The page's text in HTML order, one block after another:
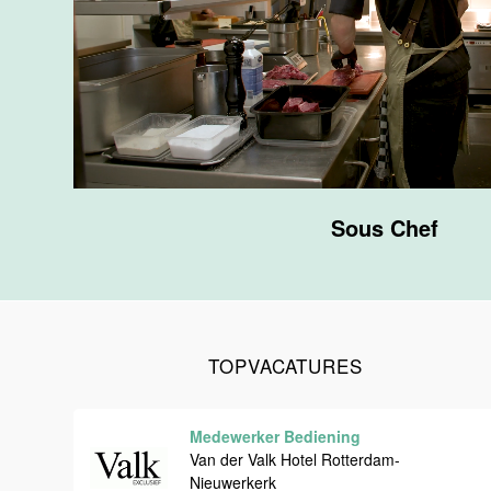
Van der Valk
Hotel
Maastricht-
Maas
Maastricht
20 tot 38 uur
Maastricht-
Medewerker
bediening
Sous Chef
TOPVACATURES
Medewerker Bediening
Van der Valk Hotel Rotterdam-
Nieuwerkerk